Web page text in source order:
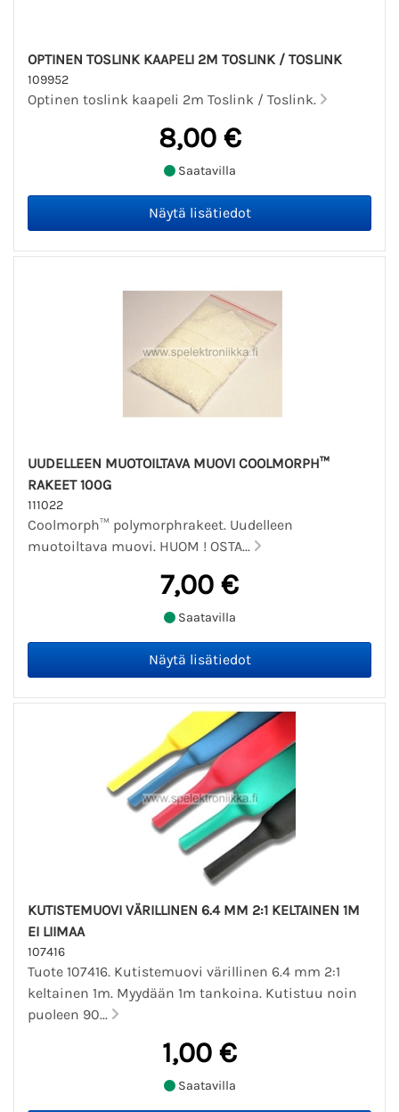
OPTINEN TOSLINK KAAPELI 2M TOSLINK / TOSLINK
109952
Optinen toslink kaapeli 2m Toslink / Toslink.
8,00 €
Saatavilla
UUDELLEEN MUOTOILTAVA MUOVI COOLMORPH™
RAKEET 100G
111022
Coolmorph™ polymorphrakeet. Uudelleen
muotoiltava muovi. HUOM ! OSTA...
7,00 €
Saatavilla
KUTISTEMUOVI VÄRILLINEN 6.4 MM 2:1 KELTAINEN 1M
EI LIIMAA
107416
Tuote 107416. Kutistemuovi värillinen 6.4 mm 2:1
keltainen 1m. Myydään 1m tankoina. Kutistuu noin
puoleen 90...
1,00 €
Saatavilla